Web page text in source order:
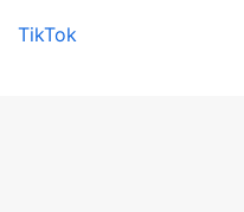
TikTok